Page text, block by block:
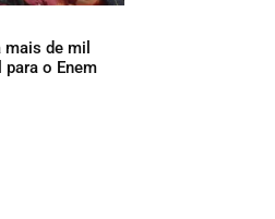
de mil
o Enem